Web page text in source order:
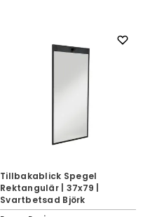
Tillbakablick Spegel
Rektangulär | 37x79 |
Svartbetsad Björk